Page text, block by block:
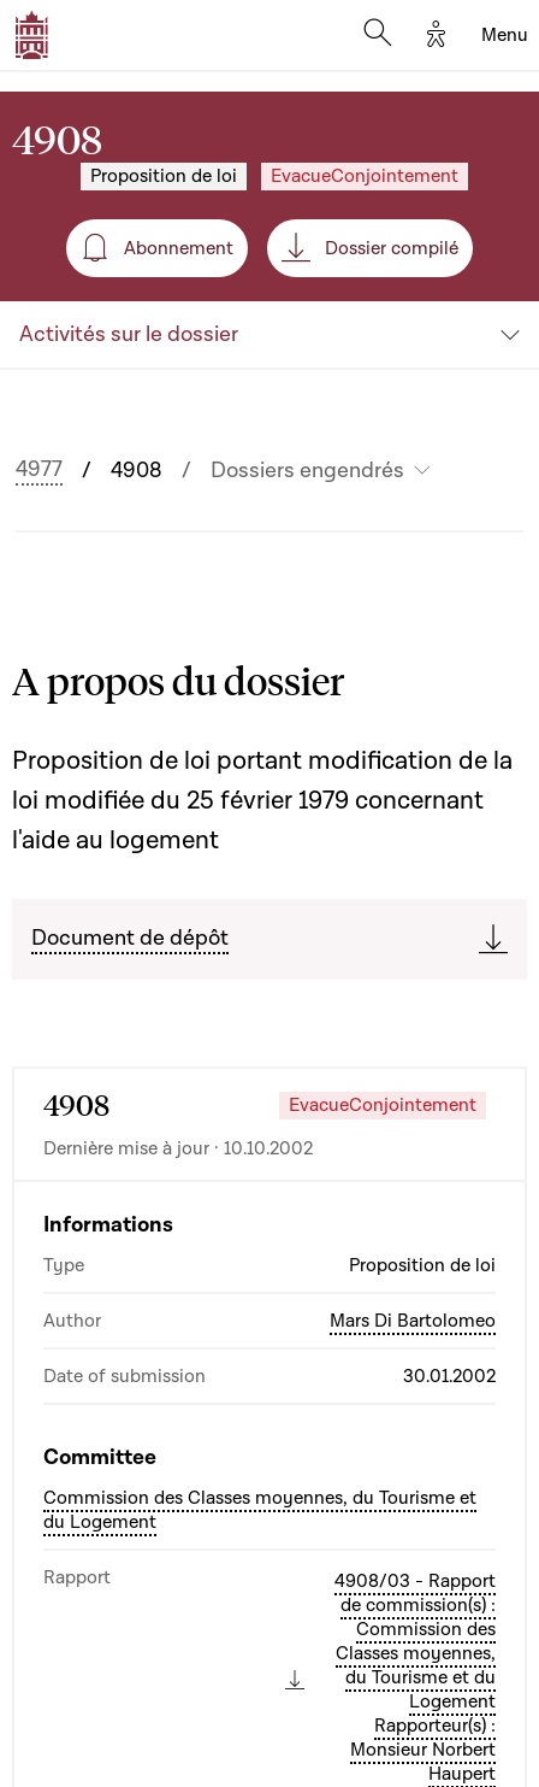
Options
Menu
4908
Proposition de loi EvacueConjointement
Abonnement
Abonnement Dossier compilé
Activités sur le dossier
4977 4908 Dossiers engendrés
A propos du dossier
Proposition de loi portant modification de la
loi modifiée du 25 février 1979 concernant
l'aide au logement
Document de dépôt
4908
EvacueConjointement
Dernière mise à jour · 10.10.2002
Informations
Type Proposition de loi
Author Mars Di Bartolomeo
Date of submission 30.01.2002
Committee
Commission des Classes moyennes, du Tourisme et
du Logement
Rapport
4908/03 - Rapport
de commission(s) :
Commission des
Classes moyennes,
du Tourisme et du
Logement
Rapporteur(s) :
Monsieur Norbert
Haupert